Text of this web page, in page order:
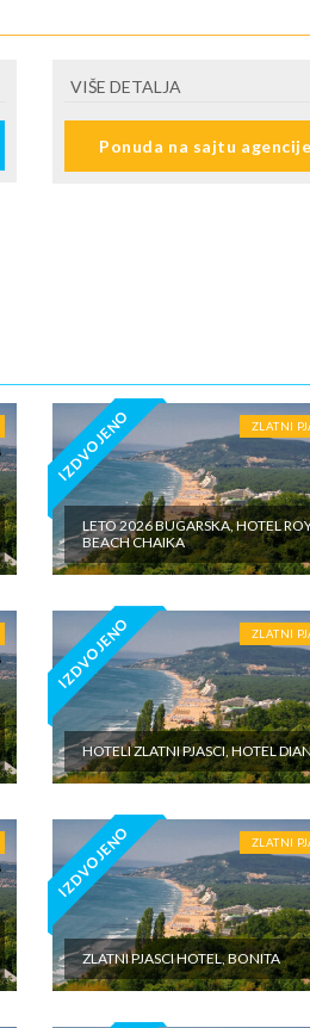
smeštajnoj jedinici prema opisu; -
po osobi, do 5- 7 EUR za ceo
(inopartnera); - organizaciju
VIŠE DETALJA
Ponuda na sajtu
IZDVOJENO ZLATNI
LETO 2026 BUGARSKA, HOTEL
BEACH CHAIKA
IZDVOJENO ZLATNI
HOTELI ZLATNI PJASCI, HOTEL
IZDVOJENO ZLATNI
ZLATNI PJASCI HOTEL, BONITA